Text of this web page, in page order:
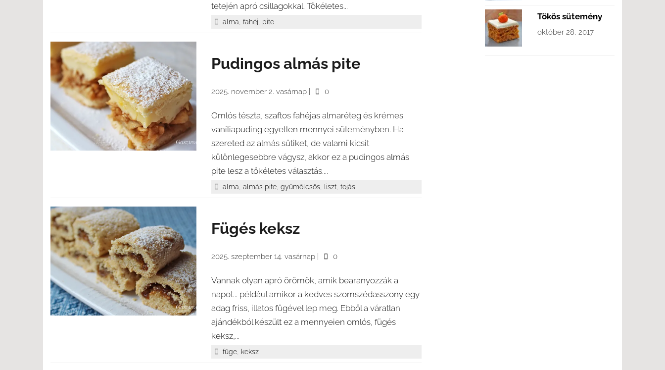
tetején apró csillagokkal. Tökéletes...
alma,fahéj, pite
Pudingos almás pite
2025. november 2. vasárnap 0
Omlós tészta, szaftos fahéjas almaréteg és krémes
vaníliapuding egyetlen mennyei süteményben. Ha
szereted az almás sütiket, de valami kicsit
különlegesebbre vágysz, akkor ez a pudingos almás
pite lesz a tökéletes választás....
alma,almás pite,gyümölcsös, liszt,tojás
Fügés keksz
2025. szeptember 14. vasárnap 0
Vannak olyan apró örömök, amik bearanyozzák a
napot... például amikor a kedves szomszédasszony egy
adag friss, illatos fügével lep meg. Ebből a váratlan
ajándékból készült ez a mennyeien omlós, fügés
keksz,...
füge, keksz
Tökös sütemény
október 28, 2017